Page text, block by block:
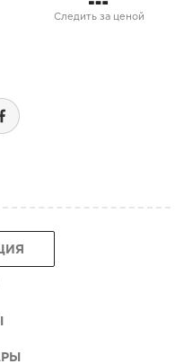
Следить за ценой